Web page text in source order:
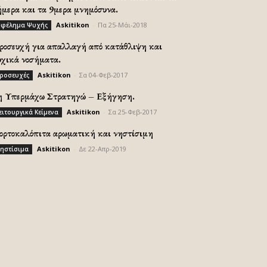
και τα 9μερα μνημόσυνα.
Ψυχής Askitikon Πα 25-Μάι-2018
για απαλλαγή από κατάθλιψη και
νοσήματα.
Askitikon Σα 04-Φεβ-2017
Υπερμάχω Στρατηγώ – Εξήγηση.
Κείμενα Askitikon Σα 25-Φεβ-2017
αρωματική και νηστίσιμη
Askitikon Δε 22-Απρ-2019